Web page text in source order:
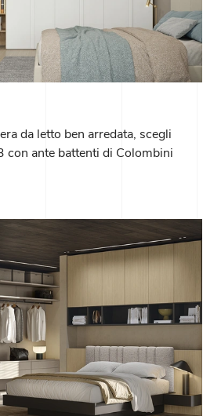
da letto ben arredata, scegli
con ante battenti di Colombini